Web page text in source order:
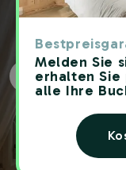
Melden Sie
erhalten Sie
alle Ihre